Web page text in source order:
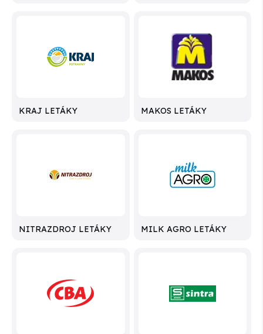
KRAJ LETÁKY MAKOS LETÁKY
NITRAZDROJ LETÁKY MILK AGRO LETÁKY